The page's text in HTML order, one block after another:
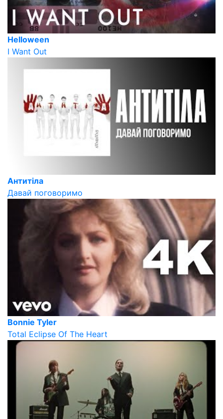
Helloween
I Want Out
Антитіла
Давай поговоримо
Bonnie Tyler
Total Eclipse Of The Heart